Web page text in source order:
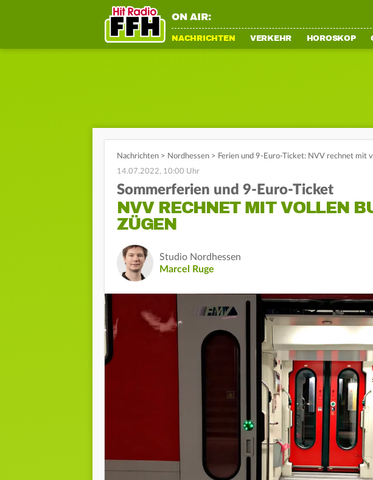
ON AIR:
NACHRICHTEN VERKEHR HOROSKOP
Nachrichten > Nordhessen > Ferien und 9-Euro-Ticket: NVV rechnet mit
14.07.2022, 10:00 Uhr
Sommerferien und 9-Euro-Ticket
NVV RECHNET MIT VOLLEN
ZÜGEN
Studio Nordhessen
Marcel Ruge